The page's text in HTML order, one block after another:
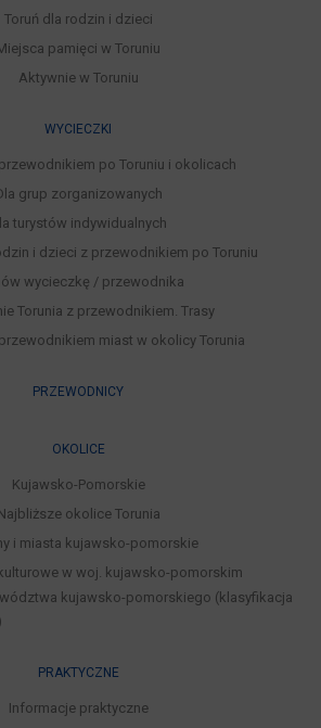
Toruń dla rodzin i dzieci
pamięci w Toruniu
Aktywnie w Toruniu
WYCIECZKI
po Toruniu i okolicach
grup zorganizowanych
turystów indywidualnych
i dzieci z przewodnikiem po Toruniu
wycieczkę / przewodnika
Torunia z przewodnikiem. Trasy
miast w okolicy Torunia
PRZEWODNICY
OKOLICE
Kujawsko-Pomorskie
okolice Torunia
i miasta kujawsko-pomorskie
w woj. kujawsko-pomorskim
kujawsko-pomorskiego (klasyfikacja
PRAKTYCZNE
Informacje praktyczne